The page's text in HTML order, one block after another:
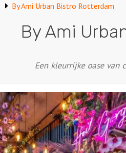
By Ami Urban Bistro Rotterdam
By Ami
Een kleurrijke oase van